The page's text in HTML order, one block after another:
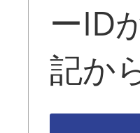
ーID
記か